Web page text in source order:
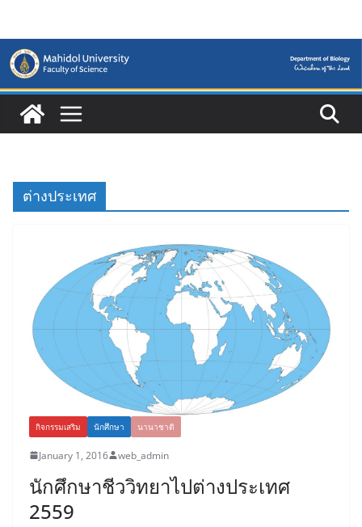
content
ต่างประเทศ
กิจกรรมเสริม นักศึกษา นานาชาติ
January 1, 2016 web_admin
นักศึกษาชีววิทยาไปต่างประเทศ
2559